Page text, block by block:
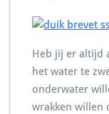
Heb jij er altijd
het water te
onderwater
wrakken willen